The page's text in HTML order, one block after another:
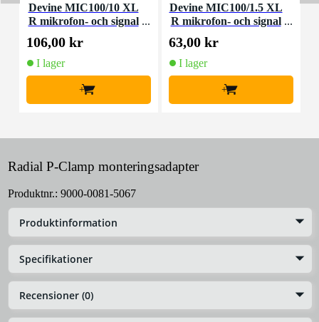
Devine MIC100/10 XL
R mikrofon- och signal
kabel 10 meter
106,00 kr
I lager
+
Devine MIC100/1.5 XL
R mikrofon- och signal
kabel 1,5 meter
63,00 kr
I lager
+
Radial P-Clamp monteringsadapter
Produktnr.: 9000-0081-5067
Produktinformation
Specifikationer
Recensioner (0)